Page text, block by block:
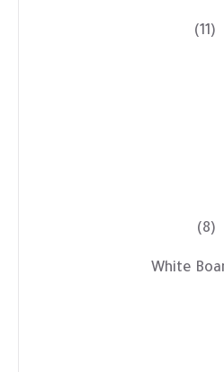
(11)
(8)